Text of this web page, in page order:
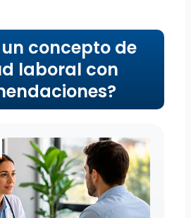
un concepto de
laboral con